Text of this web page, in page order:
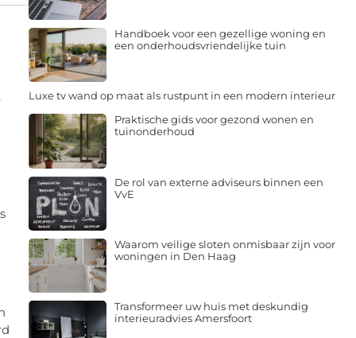
Handboek voor een gezellige woning en
een onderhoudsvriendelijke tuin
Luxe tv wand op maat als rustpunt in een modern interieur
Praktische gids voor gezond wonen en
tuinonderhoud
De rol van externe adviseurs binnen een
VvE
Waarom veilige sloten onmisbaar zijn voor
woningen in Den Haag
Transformeer uw huis met deskundig
interieuradvies Amersfoort